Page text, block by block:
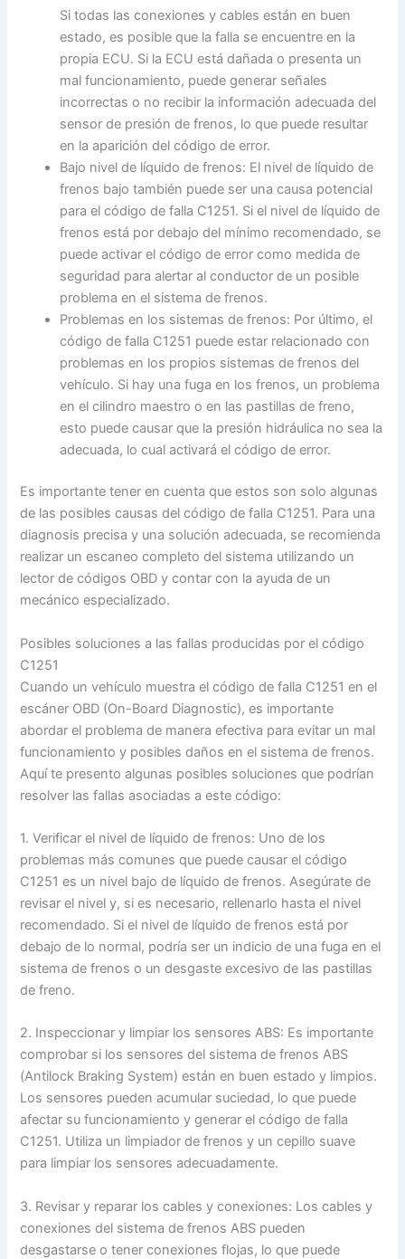
Si todas las conexiones y cables están en buen
estado, es posible que la falla se encuentre en la
propia ECU. Si la ECU está dañada o presenta un
mal funcionamiento, puede generar señales
incorrectas o no recibir la información adecuada del
sensor de presión de frenos, lo que puede resultar
en la aparición del código de error.
Bajo nivel de líquido de frenos: El nivel de líquido de
frenos bajo también puede ser una causa potencial
para el código de falla C1251. Si el nivel de líquido de
frenos está por debajo del mínimo recomendado, se
puede activar el código de error como medida de
seguridad para alertar al conductor de un posible
problema en el sistema de frenos.
Problemas en los sistemas de frenos: Por último, el
código de falla C1251 puede estar relacionado con
problemas en los propios sistemas de frenos del
vehículo. Si hay una fuga en los frenos, un problema
en el cilindro maestro o en las pastillas de freno,
esto puede causar que la presión hidráulica no sea la
adecuada, lo cual activará el código de error.
Es importante tener en cuenta que estos son solo algunas
de las posibles causas del código de falla C1251. Para una
diagnosis precisa y una solución adecuada, se recomienda
realizar un escaneo completo del sistema utilizando un
lector de códigos OBD y contar con la ayuda de un
mecánico especializado.
Posibles soluciones a las fallas producidas por el código
C1251
Cuando un vehículo muestra el código de falla C1251 en el
escáner OBD (On-Board Diagnostic), es importante
abordar el problema de manera efectiva para evitar un mal
funcionamiento y posibles daños en el sistema de frenos.
Aquí te presento algunas posibles soluciones que podrían
resolver las fallas asociadas a este código:
1. Verificar el nivel de líquido de frenos: Uno de los
problemas más comunes que puede causar el código
C1251 es un nivel bajo de líquido de frenos. Asegúrate de
revisar el nivel y, si es necesario, rellenarlo hasta el nivel
recomendado. Si el nivel de líquido de frenos está por
debajo de lo normal, podría ser un indicio de una fuga en el
sistema de frenos o un desgaste excesivo de las pastillas
de freno.
2. Inspeccionar y limpiar los sensores ABS: Es importante
comprobar si los sensores del sistema de frenos ABS
(Antilock Braking System) están en buen estado y limpios.
Los sensores pueden acumular suciedad, lo que puede
afectar su funcionamiento y generar el código de falla
C1251. Utiliza un limpiador de frenos y un cepillo suave
para limpiar los sensores adecuadamente.
3. Revisar y reparar los cables y conexiones: Los cables y
conexiones del sistema de frenos ABS pueden
desgastarse o tener conexiones flojas, lo que puede